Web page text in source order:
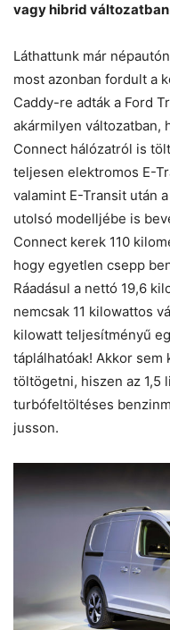
vagy hibrid
Láthattunk már
most azonban fordult a
Caddy-re adták a Ford
akármilyen változatban,
Connect hálózatról is
teljesen elektromos E-
valamint E-Transit után
utolsó modelljébe is
Connect kerek 110
hogy egyetlen csepp
Ráadásul a nettó 19,6
nemcsak 11 kilowattos
kilowatt teljesítményű
táplálhatóak! Akkor
töltögetni, hiszen az 1,5
turbófeltöltéses
jusson.